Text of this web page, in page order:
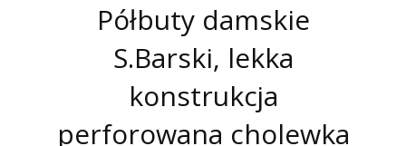
Półbuty damskie
S.Barski, lekka
konstrukcja
perforowana cholewka